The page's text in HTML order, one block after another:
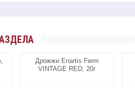
Дрожжи Enartis Ferm
VINTAGE RED, 20г